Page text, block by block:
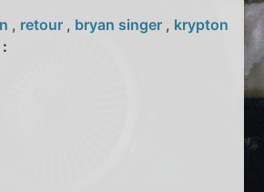
, retour , bryan singer , krypton